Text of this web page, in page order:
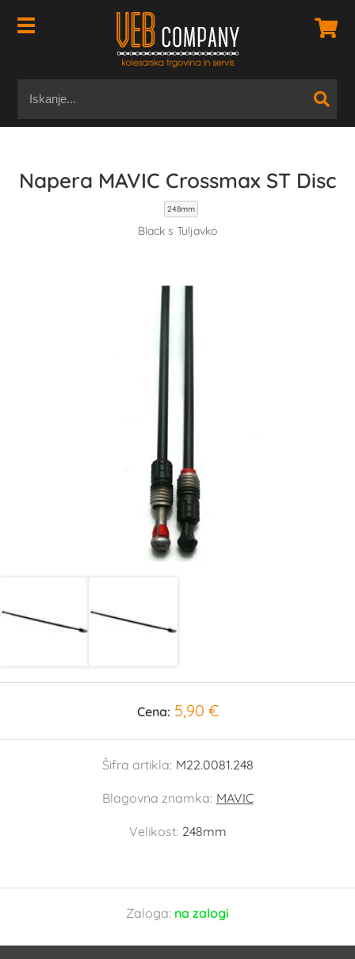
Napera MAVIC Crossmax ST Disc
248mm
Black s Tuljavko
Cena: 5,90 €
Šifra artikla: M22.0081.248
Blagovna znamka: MAVIC
Velikost: 248mm
Zaloga: na zalogi